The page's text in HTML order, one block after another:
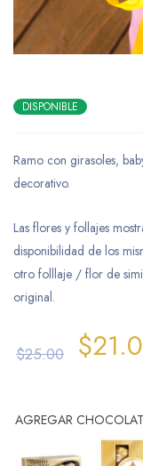
DISPONIBLE
Ramo con girasoles,
decorativo.
Las flores y follajes
disponibilidad de los
otro folllaje / flor de
original.
$25.00 $
AGREGAR